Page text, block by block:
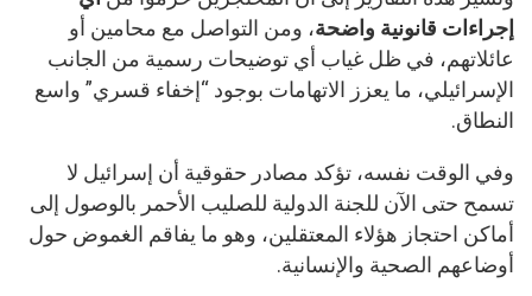
إجراءات قانونية واضحة، ومن التواصل مع محامين أو
عائلاتهم، في ظل غياب أي توضيحات رسمية من الجانب
الإسرائيلي، ما يعزز الاتهامات بوجود “إخفاء قسري” واسع
النطاق.
وفي الوقت نفسه، تؤكد مصادر حقوقية أن إسرائيل لا
تسمح حتى الآن للجنة الدولية للصليب الأحمر بالوصول إلى
أماكن احتجاز هؤلاء المعتقلين، وهو ما يفاقم الغموض حول
أوضاعهم الصحية والإنسانية.